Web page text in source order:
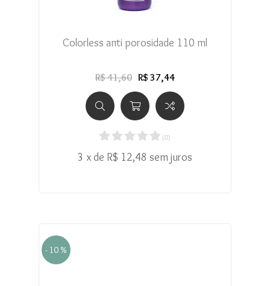
Colorless anti porosidade 110 ml
R$ 41,60 R$ 37,44
(0)
3 x de R$ 12,48 sem juros
- 10 %